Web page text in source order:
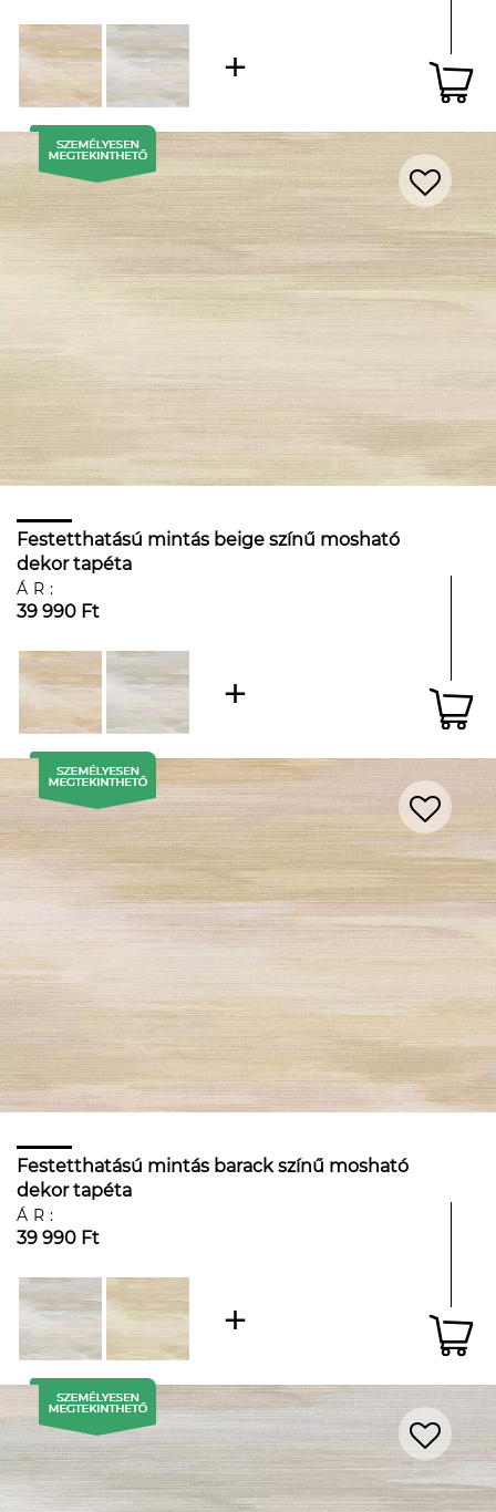
Festetthatású mintás beige színű mosható
dekor tapéta
ÁR:
39 990 Ft
Festetthatású mintás barack színű mosható
dekor tapéta
ÁR:
39 990 Ft